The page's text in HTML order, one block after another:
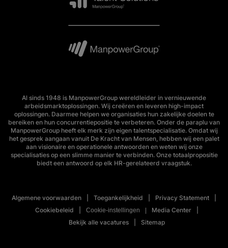
Al sinds 1948 is ManpowerGroup wereldleider in vernieuwende
arbeidsmarktoplossingen. Wij creëren en leveren high-impact
oplossingen. Daarmee helpen we organisaties hun zakelijke doelen te
bereiken en hun concurrentiepositie te verbeteren. Onder de paraplu van
ManpowerGroup heeft elk merk zijn eigen talentspecialisatie. Omdat wij
het gesprek aangaan vanuit De Kracht van Mensen, hebben wij een palet
aan visionaire en operationele antwoorden en weten wij onze
specialisaties op een slimme manier te verbinden. Onze totaalpropositie
biedt een antwoord op elk HR-gerelateerd vraagstuk.
Algemene voorwaarden Toegankelijkheid
Privacy Statement
Cookiebeleid
Cookie-instellingen
Media Center
Bekijk alle vacatures
Sitemap